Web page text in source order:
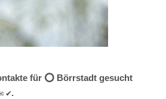
für ⭕ Börrstadt gesucht
✔.